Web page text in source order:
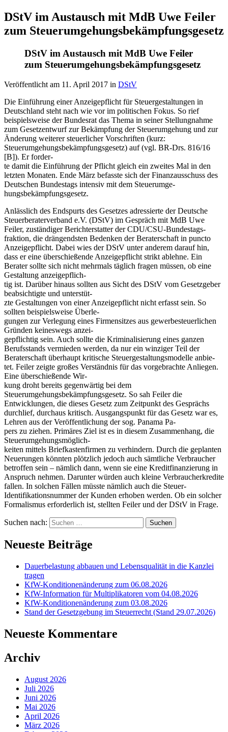
DStV im Austausch mit MdB Uwe Feiler
zum Steuerumgehungsbekämpfungsgesetz
DStV im Austausch mit MdB Uwe Feiler
zum Steuerumgehungsbekämpfungsgesetz
Veröffentlicht am 11. April 2017 in DStV
Die Einführung einer Anzeigepflicht für Steuergestaltungen in
Deutschland steht nach wie vor im politischen Fokus. So rief
beispielsweise der Bundesrat das Thema in seiner Stellungnahme
zum Gesetzentwurf zur Bekämpfung der Steuerumgehung und zur
Änderung weiterer steuerlicher Vorschriften (kurz:
Steuerumgehungsbekämpfungsgesetz) auf (vgl. BR-Drs. 816/16
[B]). Er forder-
te damit die Einführung der Pflicht gleich ein zweites Mal in den
letzten Monaten. Ende März befasste sich der Finanzausschuss des
Deutschen Bundestags intensiv mit dem Steuerumge-
hungsbekämpfungsgesetz.
Anlässlich des Endspurts des Gesetzes adressierte der Deutsche
Steuerberaterverband e.V. (DStV) im Gespräch mit MdB Uwe
Feiler, zuständiger Berichterstatter der CDU/CSU-Bundestags-
fraktion, die drängendsten Bedenken der Beraterschaft in puncto
Anzeigepflicht. Dabei wies der DStV unter anderem darauf hin,
dass er eine überschießende Anzeigepflicht strikt ablehne. Ein
Berater sollte sich nicht mehrmals täglich fragen müssen, ob eine
Gestaltung anzeigepflich-
tig ist. Darüber hinaus sollten aus Sicht des DStV vom Gesetzgeber
beabsichtigte und unterstüt-
zte Gestaltungen von einer Anzeigepflicht nicht erfasst sein. So
sollten beispielsweise Überle-
gungen zur Verlegung eines Firmensitzes aus gewerbesteuerlichen
Gründen keineswegs anzei-
gepflichtig sein. Auch sollte die Kriminalisierung eines ganzen
Berufsstands vermieden werden, da nur ein winziger Teil der
Beraterschaft überhaupt kritische Steuergestaltungsmodelle anbie-
tet. Feiler zeigte großes Verständnis für das vorgebrachte Anliegen.
Eine überschießende Wir-
kung droht bereits gegenwärtig bei dem
Steuerumgehungsbekämpfungsgesetz. So sah Feiler die
Entwicklungen, die dieses Gesetz zum Zeitpunkt des Gesprächs
durchlief, durchaus kritisch. Ausgangspunkt für das Gesetz war es,
Lehren aus der Veröffentlichung der sog. Panama Pa-
pers zu ziehen. Primäres Ziel ist es in diesem Zusammenhang, die
Steuerumgehungsmöglich-
keiten mittels Briefkastenfirmen zu verhindern. Durch die geplanten
Neuerungen könnten plötzlich jedoch auch sämtliche Verbraucher
betroffen sein – nämlich dann, wenn sie eine Kreditfinanzierung in
Anspruch nehmen. Darunter würden auch kleine Verbraucherkredite
fallen. In solchen Fällen müsste nämlich auch die Steuer-
Identifikationsnummer der Kunden erhoben werden. Ob ein solcher
Formalismus erforderlich ist, stellten Feiler und der DStV in Frage.
Suchen nach:
Neueste Beiträge
Dauerbelastung abbauen und Lebensqualität in die Kanzlei
tragen
KfW-Konditionenänderung zum 06.08.2026
KfW-Information für Multiplikatoren vom 04.08.2026
KfW-Konditionenänderung zum 03.08.2026
Stand der Gesetzgebung im Steuerrecht (Stand 29.07.2026)
Neueste Kommentare
Archiv
August 2026
Juli 2026
Juni 2026
Mai 2026
April 2026
März 2026